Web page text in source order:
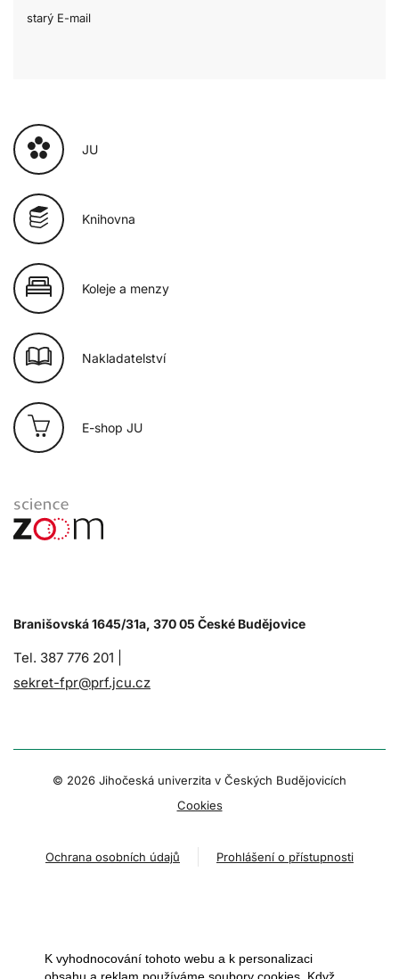
starý E-mail
JU
Knihovna
Koleje a menzy
Nakladatelství
E-shop JU
Branišovská 1645/31a, 370 05 České Budějovice
Tel. 387 776 201 |
sekret-fpr@prf.jcu.cz
© 2026 Jihočeská univerzita v Českých Budějovicích
Cookies
Ochrana osobních údajů Prohlášení o přístupnosti
K vyhodnocování tohoto webu a k personalizaci